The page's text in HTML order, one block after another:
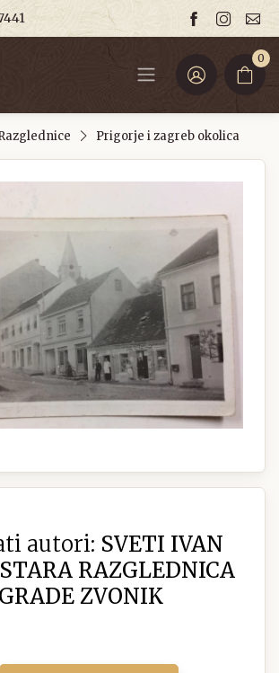
0
Prigorje i zagreb okolica
autori: SVETI IVAN
RAZGLEDNICA
ZVONIK